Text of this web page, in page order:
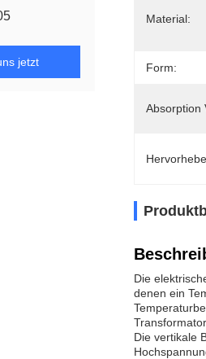
jetzt
Material:
Form:
Absorption
Die
denen ein
Die vertikale